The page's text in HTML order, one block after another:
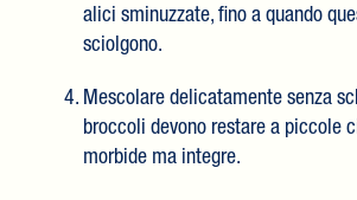
alici sminuzzate, fino a quando
sciolgono.
Mescolare delicatamente senza
broccoli devono restare a piccole
morbide ma integre.